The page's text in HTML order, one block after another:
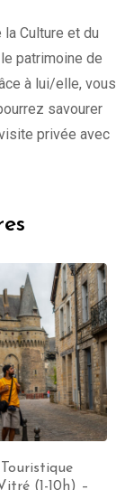
Culture et du
patrimoine de
à lui/elle, vous
savourer
privée avec
(1-10h) –